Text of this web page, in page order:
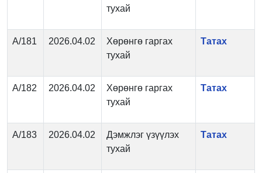
тухай
А/181 2026.04.02
Хөрөнгө гаргах
тухай
Татах
А/182 2026.04.02
Хөрөнгө гаргах
тухай
Татах
А/183 2026.04.02
Дэмжлэг үзүүлэх
тухай
Татах